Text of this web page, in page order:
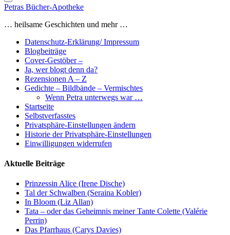
Römling)
Petras Bücher-Apotheke
… heilsame Geschichten und mehr …
Datenschutz-Erklärung/ Impressum
Blogbeiträge
Cover-Gestöber –
Ja, wer blogt denn da?
Rezensionen A – Z
Gedichte – Bildbände – Vermischtes
Wenn Petra unterwegs war …
Startseite
Selbstverfasstes
Privatsphäre-Einstellungen ändern
Historie der Privatsphäre-Einstellungen
Einwilligungen widerrufen
Aktuelle Beiträge
Prinzessin Alice (Irene Dische)
Tal der Schwalben (Seraina Kobler)
In Bloom (Liz Allan)
Tata – oder das Geheimnis meiner Tante Colette (Valérie
Perrin)
Das Pfarrhaus (Carys Davies)